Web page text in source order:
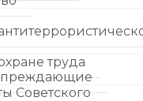
труда
Советского